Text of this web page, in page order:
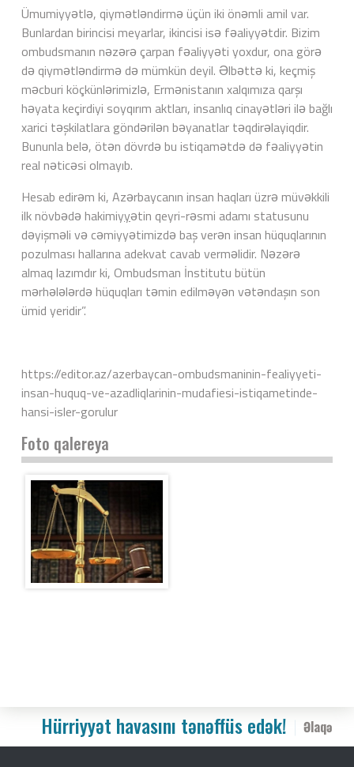
Ümumiyyətlə, qiymətləndirmə üçün iki önəmli amil var.
Bunlardan birincisi meyarlar, ikincisi isə fəaliyyətdir. Bizim
ombudsmanın nəzərə çarpan fəaliyyəti yoxdur, ona görə
də qiymətləndirmə də mümkün deyil. Əlbəttə ki, keçmiş
məcburi köçkünlərimizlə, Ermənistanın xalqımıza qarşı
həyata keçirdiyi soyqırım aktları, insanlıq cinayətləri ilə bağlı
xarici təşkilatlara göndərilən bəyanatlar təqdirəlayiqdir.
Bununla belə, ötən dövrdə bu istiqamətdə də fəaliyyətin
real nəticəsi olmayıb.
Hesab edirəm ki, Azərbaycanın insan haqları üzrə müvəkkili
ilk növbədə hakimiyyətin qeyri-rəsmi adamı statusunu
dəyişməli və cəmiyyətimizdə baş verən insan hüquqlarının
pozulması hallarına adekvat cavab verməlidir. Nəzərə
almaq lazımdır ki, Ombudsman İnstitutu bütün
mərhələlərdə hüquqları təmin edilməyən vətəndaşın son
ümid yeridir”.
https://editor.az/azerbaycan-ombudsmaninin-fealiyyeti-
insan-huquq-ve-azadliqlarinin-mudafiesi-istiqametinde-
hansi-isler-gorulur
Foto qalereya
Hürriyyət havasını tənəffüs edək! Əlaqə